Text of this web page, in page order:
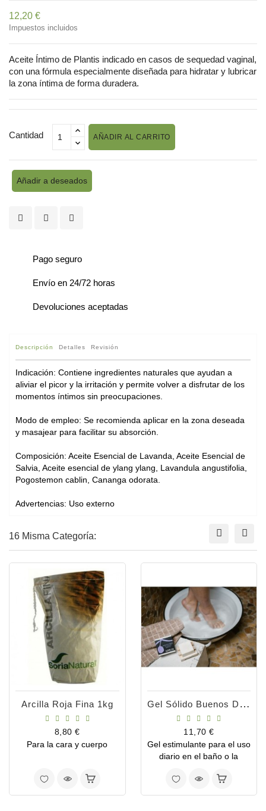
12,20 €
Impuestos incluidos
Aceite Íntimo de Plantis indicado en casos de sequedad vaginal,
con una fórmula especialmente diseñada para hidratar y lubricar
la zona íntima de forma duradera.
Cantidad AÑADIR AL CARRITO
Añadir a deseados
Pago seguro
Envío en 24/72 horas
Devoluciones aceptadas
Descripción Detalles Revisión
Indicación: Contiene ingredientes naturales que ayudan a
aliviar el picor y la irritación y permite volver a disfrutar de los
momentos íntimos sin preocupaciones.
Modo de empleo: Se recomienda aplicar en la zona deseada
y masajear para facilitar su absorción.
Composición: Aceite Esencial de Lavanda, Aceite Esencial de
Salvia, Aceite esencial de ylang ylang, Lavandula angustifolia,
Pogostemon cablin, Cananga odorata.
Advertencias: Uso externo
16 Misma Categoría:
Arcilla Roja Fina 1kg
Precio
8,80 €
Para la cara y cuerpo
Gel Sólido Buenos Días Bio 120ml
Precio
11,70 €
Gel estimulante para el uso
diario en el baño o la